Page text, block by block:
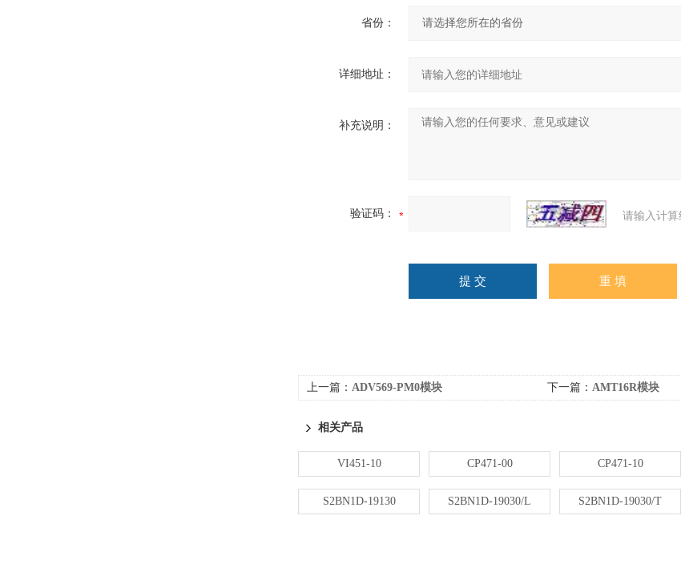
省份：
详细地址：
补充说明：
验证码： 请输入计
上一篇： ADV569-PM0模块 下一篇： AMT16R模块
相关产品
VI451-10 CP471-00 CP471-10
S2BN1D-19130 S2BN1D-19030/L S2BN1D-19030/T